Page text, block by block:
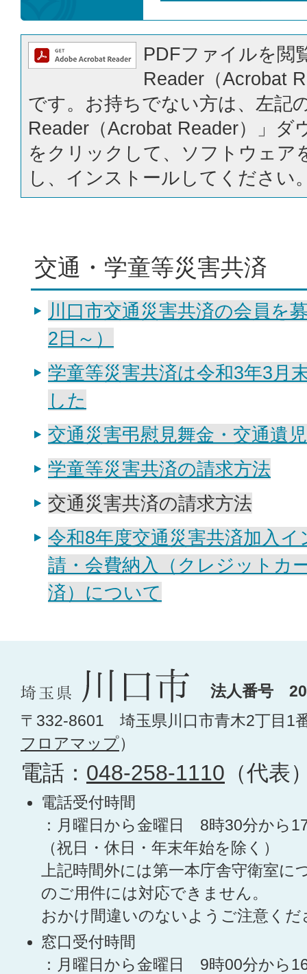
PDFファイルを閲
Reader（Acrobat
です。お持ちでない方は、左記
Reader（Acrobat Reader）」ダ
をクリックして、ソフトウェア
し、インストールしてください
交通・学童等災害共済
川口市交通災害共済の会員を
2日～）
学童等災害共済は令和3年3月
した
交通災害弔慰見舞金・交通遺
学童等災害共済の請求方法
交通災害共済の請求方法
令和8年度交通災害共済加入
請・会費納入（クレジットカ
済）について
法人番号
〒332-8601 埼玉県川口市青木2丁目1
フロアマップ）
電話： 048-258-1110 （代表
電話受付時間
：月曜日から金曜日 8時30分から
（祝日・休日・年末年始を除く）
上記時間外には第一本庁舎守衛室
のご用件には対応できません。
おかけ間違いのないようご注意くだ
窓口受付時間
：月曜日から金曜日 9時00分から